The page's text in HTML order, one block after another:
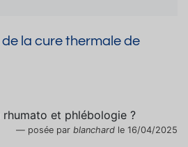
la cure thermale de
et phlébologie ?
posée par blanchard le 16/04/2025